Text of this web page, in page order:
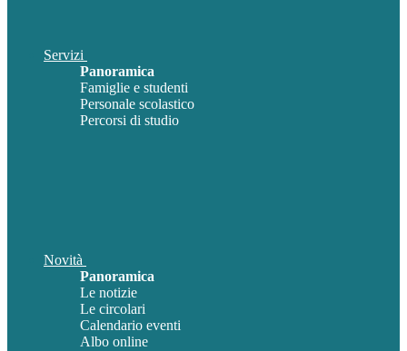
Servizi
Panoramica
Famiglie e studenti
Personale scolastico
Percorsi di studio
Novità
Panoramica
Le notizie
Le circolari
Calendario eventi
Albo online